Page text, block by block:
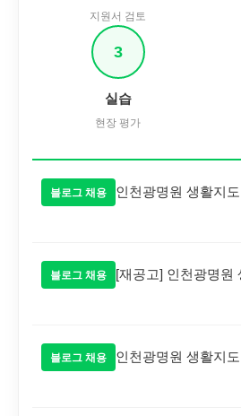
지원서 검토
3
실습
현장 평가
블로그 채용
블로그 채용
블로그 채용